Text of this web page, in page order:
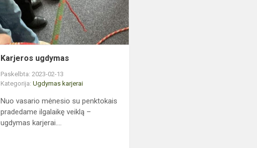
Karjeros ugdymas
Paskelbta: 2023-02-13
Kategorija:Ugdymas karjerai
Nuo vasario mėnesio su penktokais
pradedame ilgalaikę veiklą –
ugdymas karjerai....